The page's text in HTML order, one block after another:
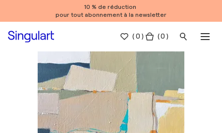
10 % de réduction
pour tout abonnement à la newsletter
(0 ) ( 0 )